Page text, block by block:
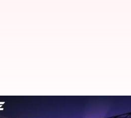
Garena Free Fire